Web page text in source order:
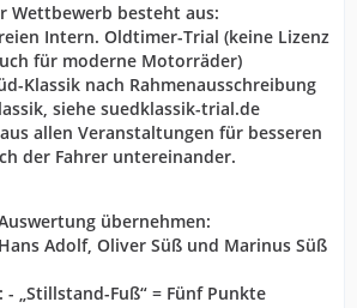
Wettbewerb besteht aus:
Intern. Oldtimer-Trial (keine Lizenz
für moderne Motorräder)
Klassik nach Rahmenausschreibung
siehe suedklassik-trial.de
allen Veranstaltungen für besseren
der Fahrer untereinander.
übernehmen:
Adolf, Oliver Süß und Marinus Süß
- „Stillstand-Fuß“ = Fünf Punkte